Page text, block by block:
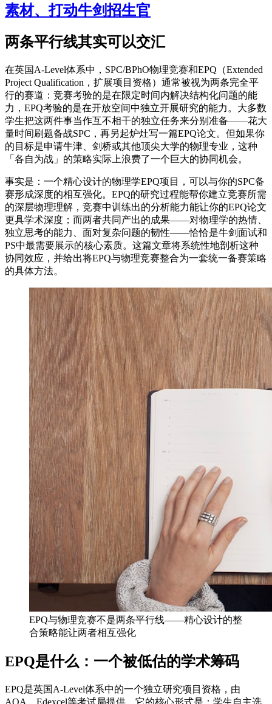
素材、打动牛剑招生官
两条平行线其实可以交汇
在英国A-Level体系中，SPC/BPhO物理竞赛和EPQ（Extended
Project Qualification，扩展项目资格）通常被视为两条完全平
行的赛道：竞赛考验的是在限定时间内解决结构化问题的能
力，EPQ考验的是在开放空间中独立开展研究的能力。大多数
学生把这两件事当作互不相干的独立任务来分别准备——花大
量时间刷题备战SPC，再另起炉灶写一篇EPQ论文。但如果你
的目标是申请牛津、剑桥或其他顶尖大学的物理专业，这种
「各自为战」的策略实际上浪费了一个巨大的协同机会。
事实是：一个精心设计的物理学EPQ项目，可以与你的SPC备
赛形成深度的相互强化。EPQ的研究过程能帮你建立竞赛所需
的深层物理理解，竞赛中训练出的分析能力能让你的EPQ论文
更具学术深度；而两者共同产出的成果——对物理学的热情、
独立思考的能力、面对复杂问题的韧性——恰恰是牛剑面试和
PS中最需要展示的核心素质。这篇文章将系统性地剖析这种
协同效应，并给出将EPQ与物理竞赛整合为一套统一备赛策略
的具体方法。
EPQ与物理竞赛不是两条平行线——精心设计的整
合策略能让两者相互强化
EPQ是什么：一个被低估的学术筹码
EPQ是英国A-Level体系中的一个独立研究项目资格，由
AQA、Edexcel等考试局提供。它的核心形式是：学生自主选